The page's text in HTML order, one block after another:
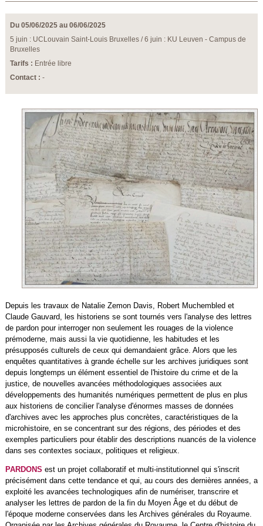
Du 05/06/2025 au 06/06/2025
5 juin : UCLouvain Saint-Louis Bruxelles / 6 juin : KU Leuven - Campus de
Bruxelles
Tarifs : Entrée libre
Contact : -
Depuis les travaux de Natalie Zemon Davis, Robert Muchembled et
Claude Gauvard, les historiens se sont tournés vers l'analyse des lettres
de pardon pour interroger non seulement les rouages de la violence
prémoderne, mais aussi la vie quotidienne, les habitudes et les
présupposés culturels de ceux qui demandaient grâce. Alors que les
enquêtes quantitatives à grande échelle sur les archives juridiques sont
depuis longtemps un élément essentiel de l'histoire du crime et de la
justice, de nouvelles avancées méthodologiques associées aux
développements des humanités numériques permettent de plus en plus
aux historiens de concilier l'analyse d'énormes masses de données
d'archives avec les approches plus concrètes, caractéristiques de la
microhistoire, en se concentrant sur des régions, des périodes et des
exemples particuliers pour établir des descriptions nuancés de la violence
dans ses contextes sociaux, politiques et religieux.
PARDONS est un projet collaboratif et multi-institutionnel qui s'inscrit
précisément dans cette tendance et qui, au cours des dernières années, a
exploité les avancées technologiques afin de numériser, transcrire et
analyser les lettres de pardon de la fin du Moyen Âge et du début de
l'époque moderne conservées dans les Archives générales du Royaume.